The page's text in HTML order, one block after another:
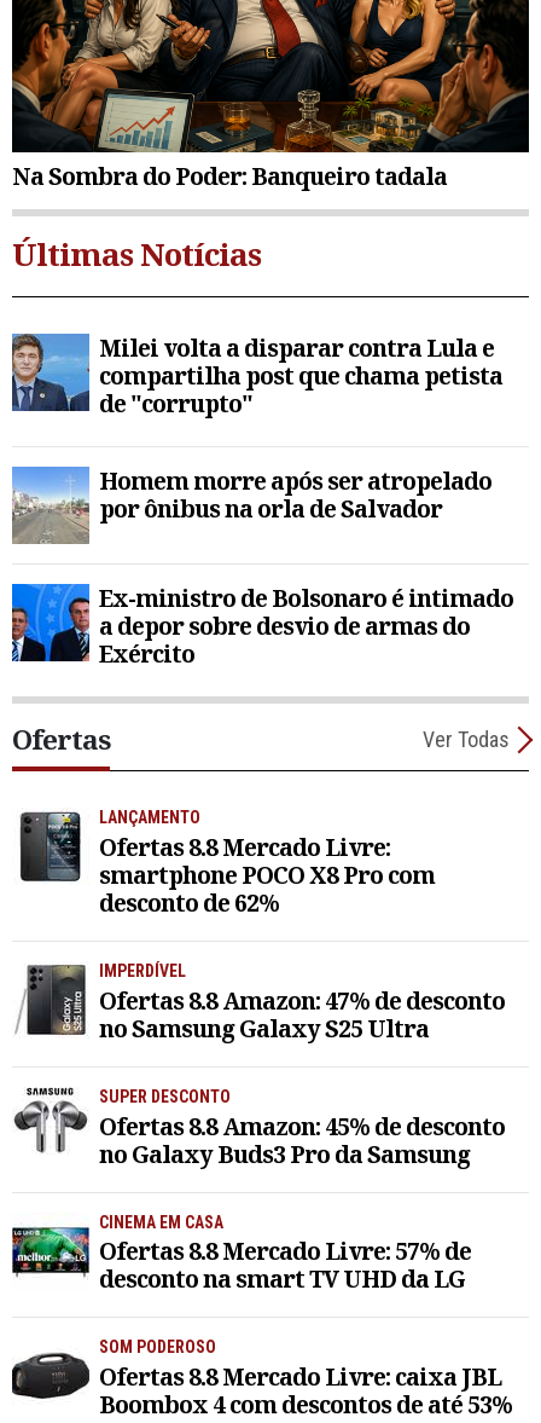
Na Sombra do Poder: Banqueiro tadala
Últimas Notícias
Milei volta a disparar contra Lula e
compartilha post que chama petista
de "corrupto"
Homem morre após ser atropelado
por ônibus na orla de Salvador
Ex-ministro de Bolsonaro é intimado
a depor sobre desvio de armas do
Exército
Ofertas Ver Todas
LANÇAMENTO
Ofertas 8.8 Mercado Livre:
smartphone POCO X8 Pro com
desconto de 62%
IMPERDÍVEL
Ofertas 8.8 Amazon: 47% de desconto
no Samsung Galaxy S25 Ultra
SUPER DESCONTO
Ofertas 8.8 Amazon: 45% de desconto
no Galaxy Buds3 Pro da Samsung
CINEMA EM CASA
Ofertas 8.8 Mercado Livre: 57% de
desconto na smart TV UHD da LG
SOM PODEROSO
Ofertas 8.8 Mercado Livre: caixa JBL
Boombox 4 com descontos de até 53%